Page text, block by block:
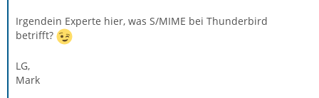
Irgendein Experte hier, was S/MIME bei Thunderbird
betrifft?
LG,
Mark